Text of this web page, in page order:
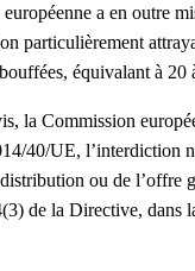
a en outre
particulièrement
équivalant à 20
la Commission
40/UE, l’interdiction
ou de l’offre
de la Directive, dans